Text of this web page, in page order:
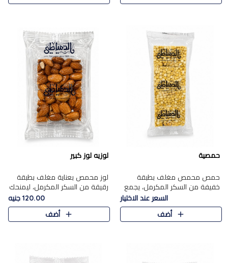
حمصية
حمص محمص مغلف بطبقة
خفيفة من السكر المكرمل، يجمع
بين القرمشة المميزة والطعم
الشرقي الأصيل في واحدة من أشهر
حلويات الموسم.
السعر عند الاختيار
أضف
لوزيه لوز كبير
لوز محمص بعناية مغلف بطبقة
رقيقة من السكر المكرمل، ليمنحك
قرمشة راقية ونكهة غنية تبرز
فخامة اللوز في كل قطعة.
120.00 جنيه
أضف